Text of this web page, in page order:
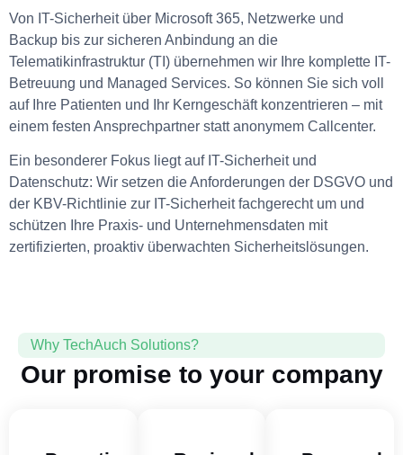
Von IT-Sicherheit über Microsoft 365, Netzwerke und
Backup bis zur sicheren Anbindung an die
Telematikinfrastruktur (TI) übernehmen wir Ihre komplette IT-
Betreuung und Managed Services. So können Sie sich voll
auf Ihre Patienten und Ihr Kerngeschäft konzentrieren – mit
einem festen Ansprechpartner statt anonymem Callcenter.
Ein besonderer Fokus liegt auf IT-Sicherheit und
Datenschutz: Wir setzen die Anforderungen der DSGVO und
der KBV-Richtlinie zur IT-Sicherheit fachgerecht um und
schützen Ihre Praxis- und Unternehmensdaten mit
zertifizierten, proaktiv überwachten Sicherheitslösungen.
Why TechAuch Solutions?
Our promise to your company